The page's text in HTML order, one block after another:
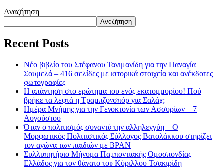
Αναζήτηση
Αναζήτηση
Recent Posts
Νέο βιβλίο του Στέφανου Τανιμανίδη για την Παναγία
Σουμελά – 416 σελίδες με ιστορικά στοιχεία και ανέκδοτες
φωτογραφίες
Η απάντηση στο ερώτημα του ενός εκατομμυρίου! Πού
βρήκε τα λεφτά η Τραμπζονσπόρ για Σαλάχ;
Ημέρα Μνήμης για την Γενοκτονία των Ασσυρίων – 7
Αυγούστου
Όταν ο πολιτισμός συναντά την αλληλεγγύη – Ο
Μορφωτικός Πολιτιστικός Σύλλογος Βατολάκκου στηρίζει
τον αγώνα των παιδιών με BPAN
Συλλυπητήριο Μήνυμα Παμποντιακής Ομοσπονδίας
Ελλάδος για τον θάνατο του Κύριλλου Τσακιρίδη